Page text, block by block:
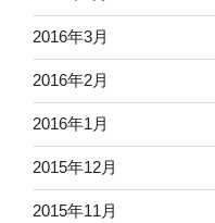
2016年3月
2016年2月
2016年1月
2015年12月
2015年11月